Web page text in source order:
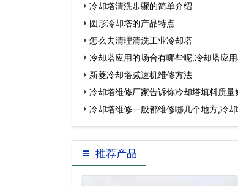
冷却塔清洗步骤的简单介绍
圆形冷却塔的产品特点
怎么去清理清洗工业冷却塔
冷却塔应用的场合有哪些呢,冷却塔应
新菱冷却塔减速机维修方法
冷却塔维修厂家告诉你冷却塔填料质
冷却塔维修一般都维修哪几个地方,冷
推荐产品